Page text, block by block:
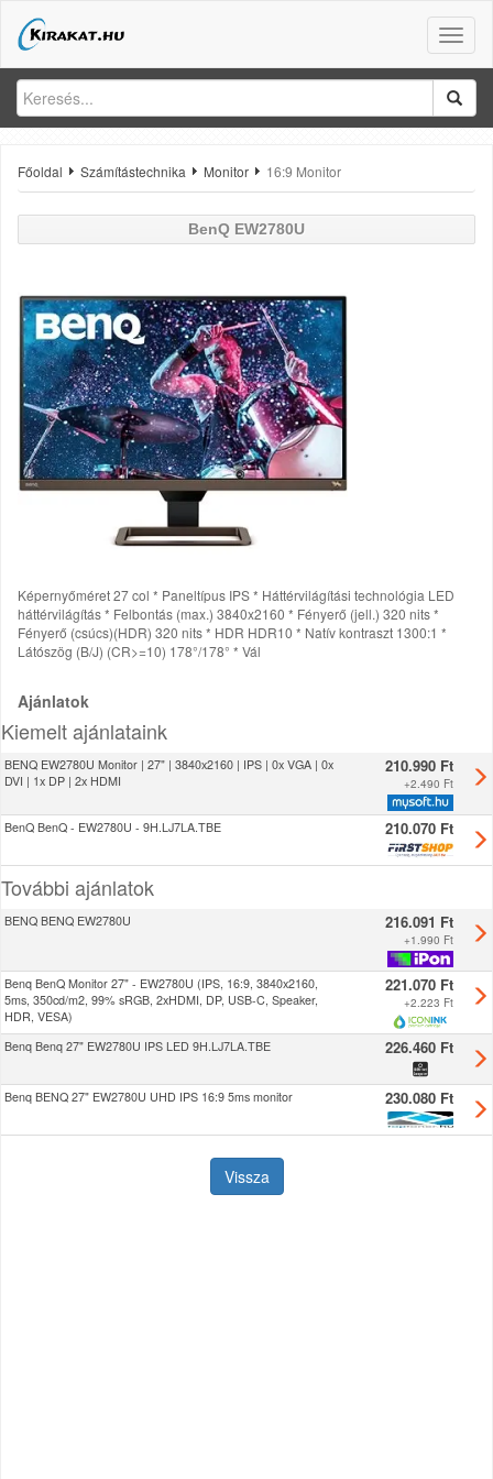
Toggle
Főoldal Számítástechnika Monitor 16:9 Monitor
BenQ EW2780U
Képernyőméret 27 col * Paneltípus IPS * Háttérvilágítási technológia LED
háttérvilágítás * Felbontás (max.) 3840x2160 * Fényerő (jell.) 320 nits *
Fényerő (csúcs)(HDR) 320 nits * HDR HDR10 * Natív kontraszt 1300:1 *
Látószög (B/J) (CR>=10) 178°/178° * Vál
Ajánlatok
Kiemelt ajánlataink
BENQ EW2780U Monitor | 27" | 3840x2160 | IPS | 0x VGA | 0x
DVI | 1x DP | 2x HDMI
210.990 Ft
+2.490 Ft
BenQ BenQ - EW2780U - 9H.LJ7LA.TBE 210.070 Ft
További ajánlatok
BENQ BENQ EW2780U 216.091 Ft
+1.990 Ft
Benq BenQ Monitor 27" - EW2780U (IPS, 16:9, 3840x2160,
5ms, 350cd/m2, 99% sRGB, 2xHDMI, DP, USB-C, Speaker,
HDR, VESA)
221.070 Ft
+2.223 Ft
Benq Benq 27" EW2780U IPS LED 9H.LJ7LA.TBE 226.460 Ft
Benq BENQ 27" EW2780U UHD IPS 16:9 5ms monitor 230.080 Ft
Vissza